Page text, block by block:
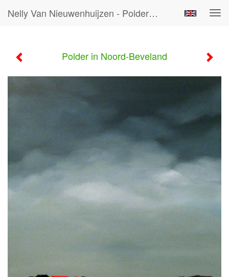
Nelly Van Nieuwenhuijzen - Polder In Noord-Beveland
Polder in Noord-Beveland